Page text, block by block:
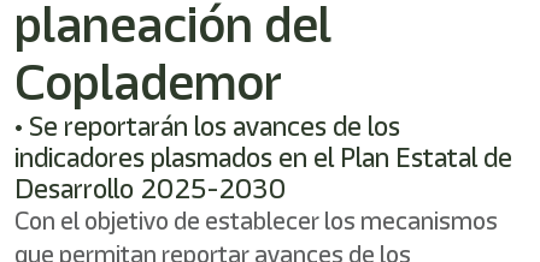
navegar
interactuar
con
contenido.
planeación del
Coplademor
• Se reportarán los avances de los
indicadores plasmados en el Plan Estatal de
Desarrollo 2025-2030
Con el objetivo de establecer los mecanismos
que permitan reportar avances de los